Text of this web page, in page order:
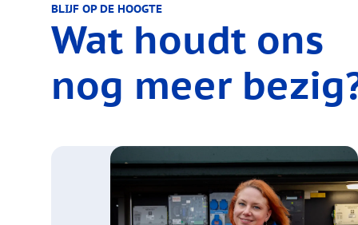
BLIJF OP DE HOOGTE
Wat houdt ons
nog meer